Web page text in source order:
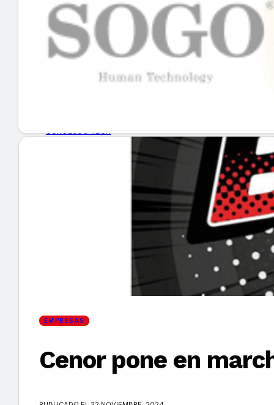
INICIO
EMPRESAS
GUÍA DE COMPRA
MERCADOS Y TENDENCIAS
Encuentra tu noticia
EMPRESAS
Cenor pone en